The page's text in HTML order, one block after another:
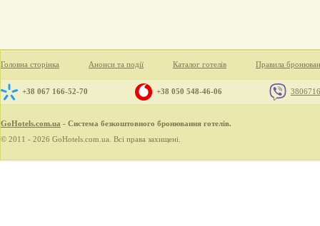
Головна сторінка Анонси та події Каталог готелів Правила
+38 067 166-52-70 +38 050 548-46-06
GoHotels.com.ua - Система безкоштовного бронювання готелів.
© 2011 - 2026 GoHotels.com.ua. Всі права захищені.